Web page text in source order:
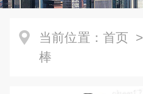
当前位置： 首页 >
棒